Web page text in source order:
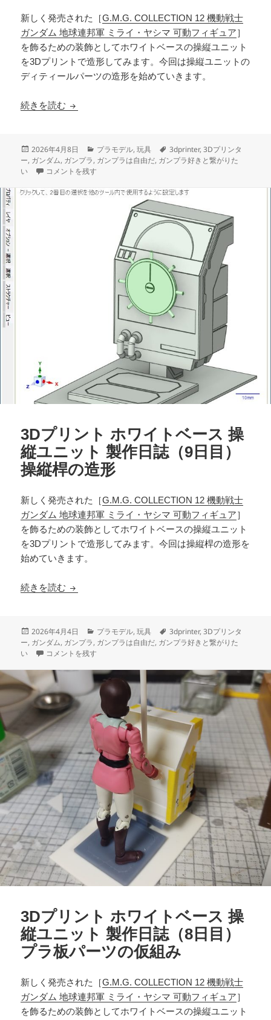
新しく発売された［G.M.G. COLLECTION 12 機動戦士
ガンダム 地球連邦軍 ミライ・ヤシマ 可動フィギュア］
を飾るための装飾としてホワイトベースの操縦ユニット
を3Dプリントで造形してみます。今回は操縦ユニットの
ディティールパーツの造形を始めていきます。
続きを読む 3Dプリント ホワイトベース 操縦ユニット 製作
投
稿
日:
2026年4月8日
カ
テ
ー
プラモデル,玩具
タ
グ
3dprinter,3Dプリンタ
ー, ガンダム, ガンプラ, ガンプラは自由だ, ガンプラ好きと繋がりた
い
3Dプリント ホワイトベース 操縦ユニット 製作日誌（10日目）操縦
コメントを残す
3Dプリント ホワイトベース 操
縦ユニット 製作日誌（9日目）
操縦桿の造形
新しく発売された［G.M.G. COLLECTION 12 機動戦士
ガンダム 地球連邦軍 ミライ・ヤシマ 可動フィギュア］
を飾るための装飾としてホワイトベースの操縦ユニット
を3Dプリントで造形してみます。今回は操縦桿の造形を
始めていきます。
続きを読む 3Dプリント ホワイトベース 操縦ユニット 製作
投
稿
日:
2026年4月4日
カ
テ
ー
プラモデル,玩具
タ
グ
3dprinter,3Dプリンタ
ー, ガンダム, ガンプラ, ガンプラは自由だ, ガンプラ好きと繋がりた
い
3Dプリント ホワイトベース 操縦ユニット 製作日誌（9日目）操縦桿
コメントを残す
3Dプリント ホワイトベース 操
縦ユニット 製作日誌（8日目）
プラ板パーツの仮組み
新しく発売された［G.M.G. COLLECTION 12 機動戦士
ガンダム 地球連邦軍 ミライ・ヤシマ 可動フィギュア］
を飾るための装飾としてホワイトベースの操縦ユニット